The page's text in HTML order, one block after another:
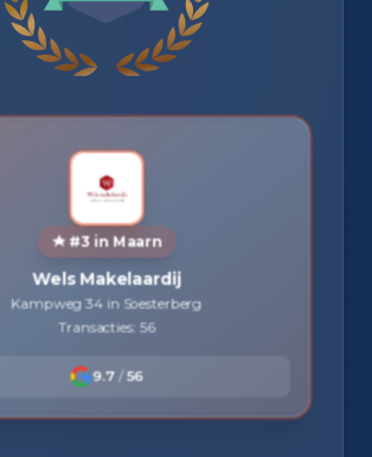
#3 in Maarn
Wels Makelaardij
Kampweg 34 in Soesterberg
Transacties: 56
9.7 / 56